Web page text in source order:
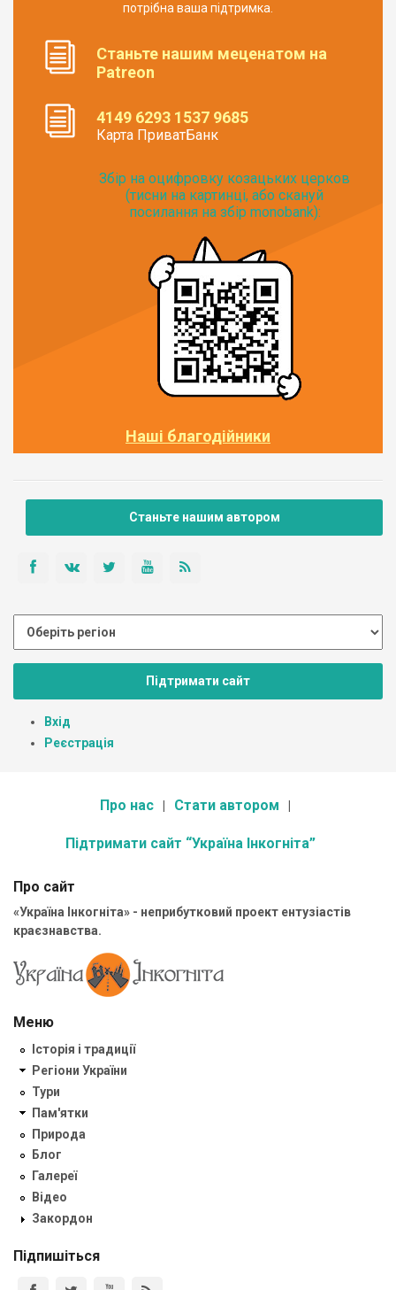
потрібна ваша підтримка.
Станьте нашим меценатом на
Patreon
4149 6293 1537 9685
Карта ПриватБанк
Збір на оцифровку козацьких церков
(тисни на картинці, або скануй
посилання на збір monobank):
Наші благодійники
Станьте нашим автором
Підтримати сайт
Вхід
Реєстрація
Про нас Стати автором
Підтримати сайт “Україна Інкогніта”
Про сайт
«Україна Інкогніта» - неприбутковий проект ентузіастів
краєзнавства.
Меню
Історія і традиції
Регіони України
Тури
Пам'ятки
Природа
Блог
Галереї
Відео
Закордон
Підпишіться